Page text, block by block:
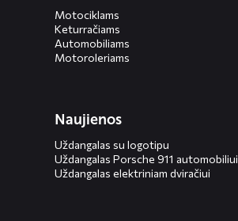
Motociklams
Keturračiams
Automobiliams
Motoroleriams
Naujienos
Uždangalas su logotipu
Uždangalas Porsche 911 automobiliui
Uždangalas elektriniam dviračiui